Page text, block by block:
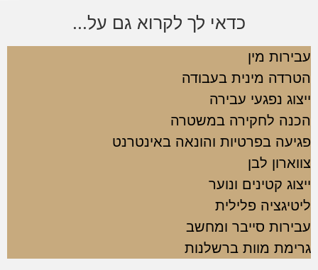
כדאי לך לקרוא גם על...
עבירות מין
הטרדה מינית בעבודה
ייצוג נפגעי עבירה
הכנה לחקירה במשטרה
פגיעה בפרטיות והונאה באינטרנט
צווארון לבן
ייצוג קטינים ונוער
ליטיגציה פלילית
עבירות סייבר ומחשב
גרימת מוות ברשלנות